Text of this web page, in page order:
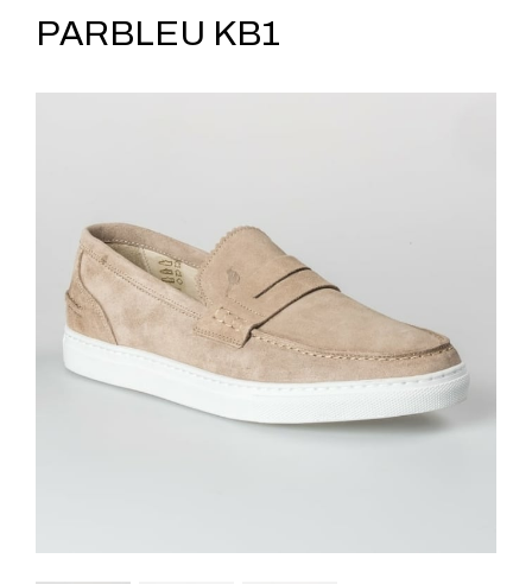
PARBLEU KB1